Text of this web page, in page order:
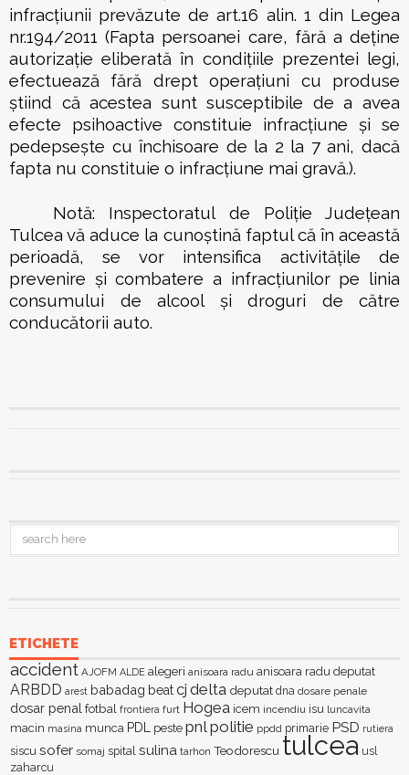
infracțiunii prevăzute de art.16 alin. 1 din Legea
nr.194/2011 (Fapta persoanei care, fără a deține
autorizație eliberată în condițiile prezentei legi,
efectuează fără drept operațiuni cu produse
știind că acestea sunt susceptibile de a avea
efecte psihoactive constituie infracțiune și se
pedepsește cu închisoare de la 2 la 7 ani, dacă
fapta nu constituie o infracțiune mai gravă.).
Notă: Inspectoratul de Poliție Județean
Tulcea vă aduce la cunoștină faptul că în această
perioadă, se vor intensifica activitățile de
prevenire și combatere a infracțiunilor pe linia
consumului de alcool și droguri de către
conducătorii auto.
ETICHETE
accident AJOFM ALDE alegeri anisoara radu anisoara radu deputat
ARBDD arest babadag beatcj delta deputat dna dosare penale
dosar penal fotbal frontiera furt Hogea icem incendiu isu luncavita
macin masina munca PDL peste pnl politie ppdd primarie PSD rutiera
siscu sofer somaj spital sulina tarhon Teodorescu tulcea usl
zaharcu